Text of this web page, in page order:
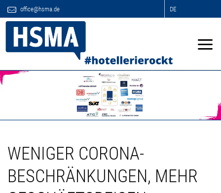
office@hsma.de DE
WENIGER CORONA-
BESCHRÄNKUNGEN, MEHR